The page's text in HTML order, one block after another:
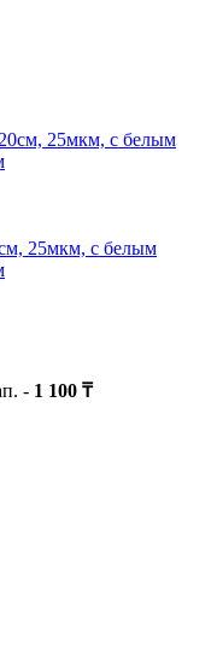
25мкм, с белым
- 1 100 ₸